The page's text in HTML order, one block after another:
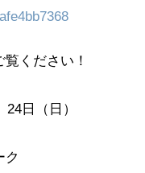
覧ください！
日（日）
ク